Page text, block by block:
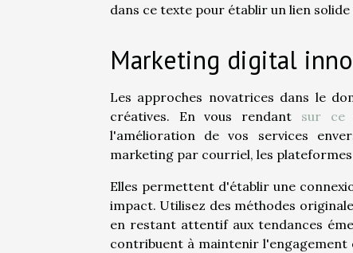
dans ce texte pour établir un lien solide
Marketing digital
Les approches novatrices dans le
créatives. En vous rendant sur ce
l'amélioration de vos services
marketing par courriel, les
Elles permettent d'établir une
impact. Utilisez des méthodes
en restant attentif aux tendances
contribuent à maintenir l'engagement